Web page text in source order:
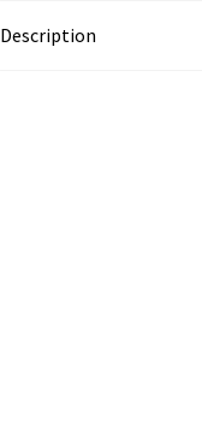
Description